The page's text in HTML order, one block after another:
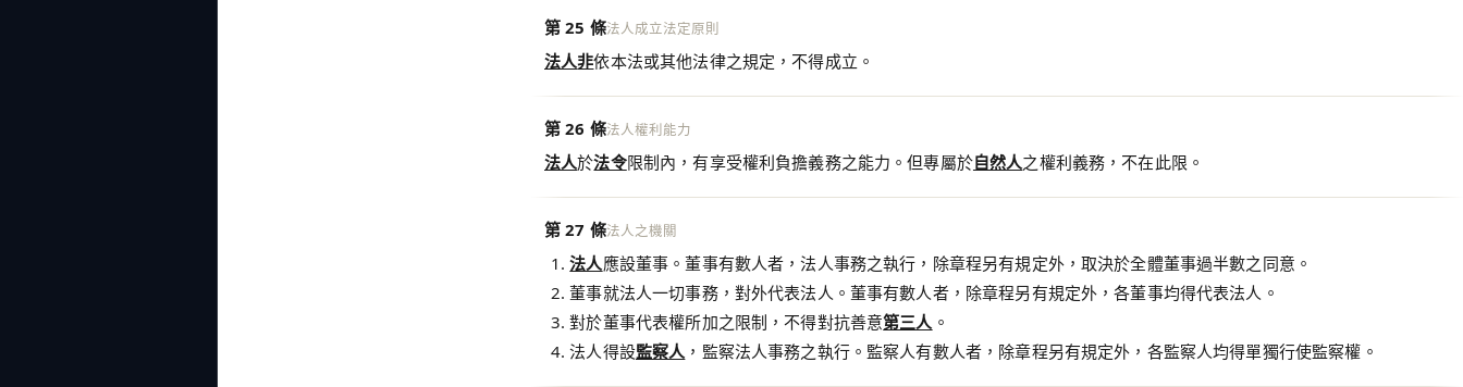
第 25 條法人成立法定原則
法人非依本法或其他法律之規定，不得成立。
第 26 條法人權利能力
法人於法令限制內，有享受權利負擔義務之能力。但專屬於自然人之權利義務，不在此限。
第 27 條法人之機關
法人應設董事。董事有數人者，法人事務之執行，除章程另有規定外，取決於全體董事過半數之同意。
董事就法人一切事務，對外代表法人。董事有數人者，除章程另有規定外，各董事均得代表法人。
對於董事代表權所加之限制，不得對抗善意第三人。
法人得設監察人，監察法人事務之執行。監察人有數人者，除章程另有規定外，各監察人均得單獨行使監察權。